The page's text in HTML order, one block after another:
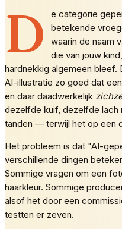
D
e categorie
betekende
waarin de naam
die van jouw
hardnekkig algemeen bleef.
AI-illustratie zo goed dat een
en daar daadwerkelijk
dezelfde kuif, dezelfde lach
tanden — terwijl het op een
Het probleem is dat "AI-
verschillende dingen
Sommige vragen om een
haarkleur. Sommige
alsof het door een
testten er zeven.